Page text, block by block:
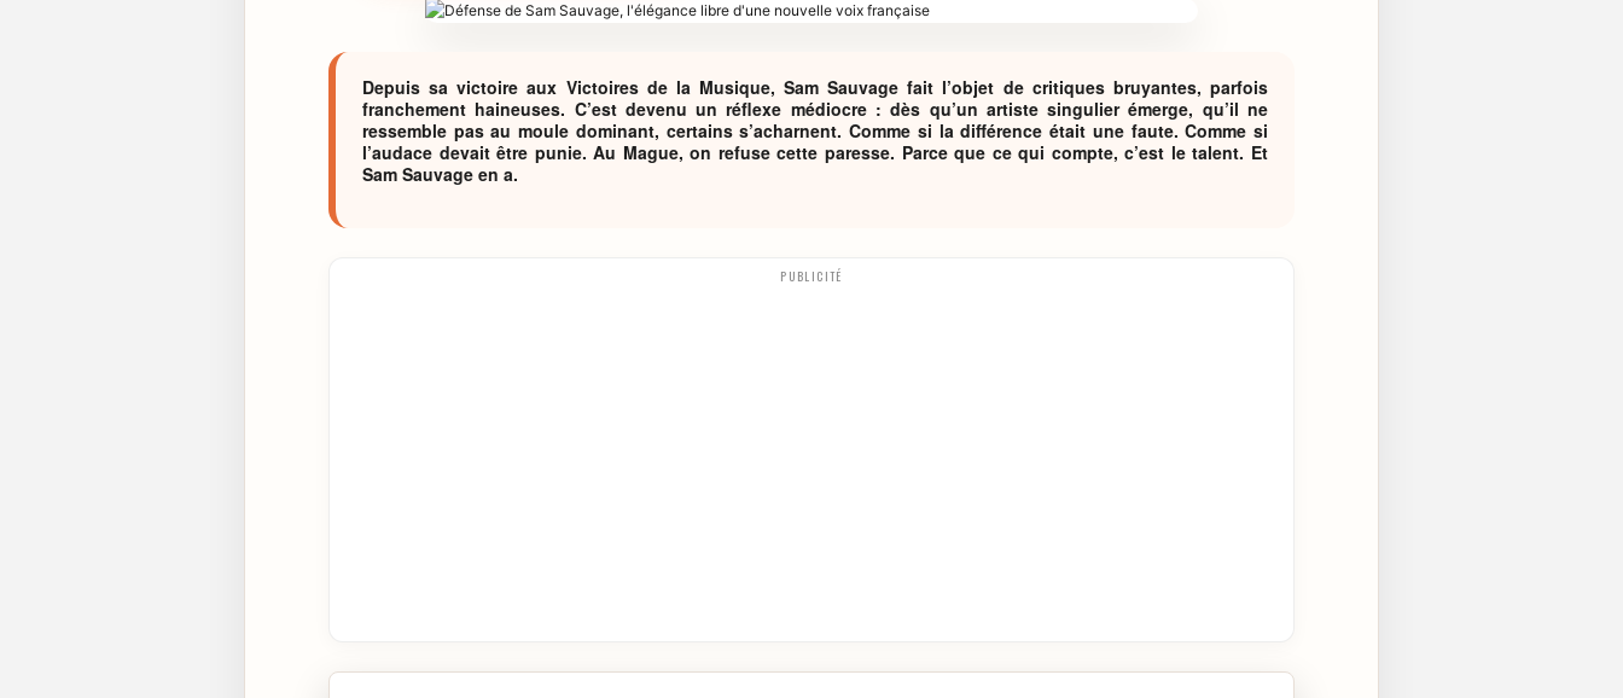
Depuis sa victoire aux Victoires de la Musique, Sam Sauvage fait l’objet de critiques bruyantes, parfois
franchement haineuses. C’est devenu un réflexe médiocre : dès qu’un artiste singulier émerge, qu’il ne
ressemble pas au moule dominant, certains s’acharnent. Comme si la différence était une faute. Comme si
l’audace devait être punie. Au Mague, on refuse cette paresse. Parce que ce qui compte, c’est le talent. Et
Sam Sauvage en a.
PUBLICITÉ